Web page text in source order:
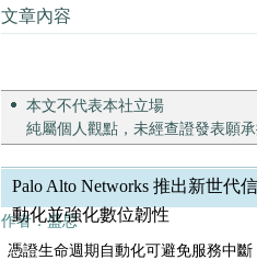
文章內容
本文不代表本社立場
純屬個人觀點，未經查證發表願
Palo Alto Networks 推出新世代
動化並強化數位韌性
作者：盛思
憑證生命週期自動化可避免服務中